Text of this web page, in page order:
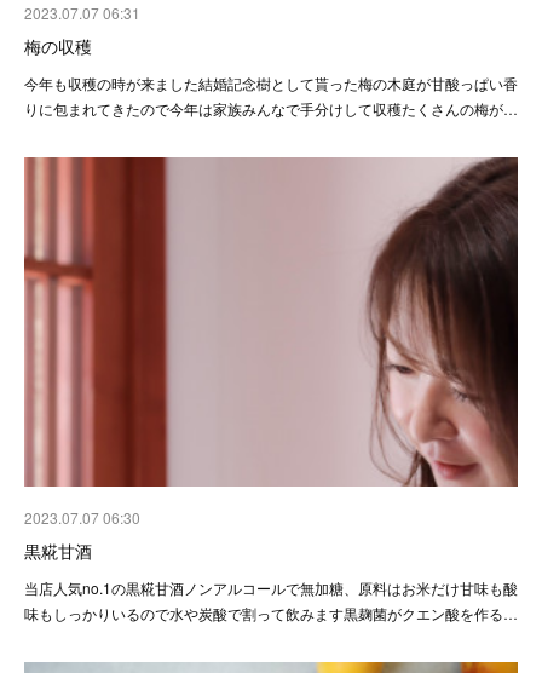
2023.07.07 06:31
梅の収穫
今年も収穫の時が来ました結婚記念樹として貰った梅の木庭が甘酸っぱい香
りに包まれてきたので今年は家族みんなで手分けして収穫たくさんの梅が…
2023.07.07 06:30
黒糀甘酒
当店人気no.1の黒糀甘酒ノンアルコールで無加糖、原料はお米だけ甘味も酸
味もしっかりいるので水や炭酸で割って飲みます黒麹菌がクエン酸を作る…